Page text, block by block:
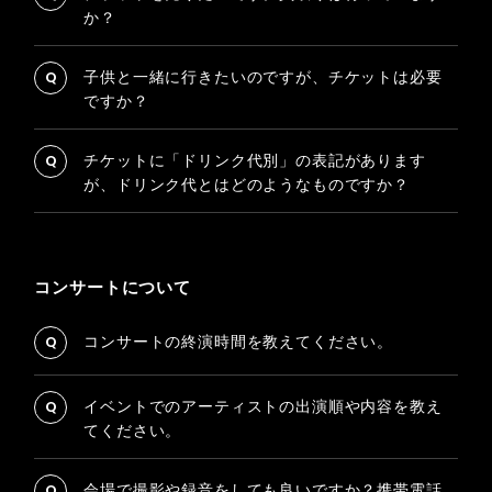
か？
Q
子供と一緒に行きたいのですが、チケットは必要
ですか？
Q
チケットに「ドリンク代別」の表記があります
が、ドリンク代とはどのようなものですか？
コンサートについて
Q コンサートの終演時間を教えてください。
Q
イベントでのアーティストの出演順や内容を教え
てください。